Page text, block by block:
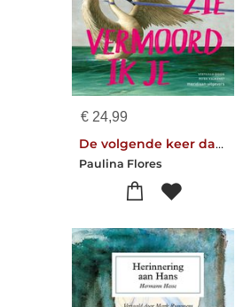
€24,99
De volgende keer dat ik je zie vermoord ik je
Paulina Flores